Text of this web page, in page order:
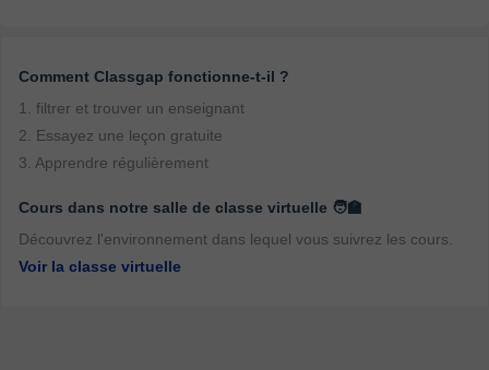
Comment Classgap fonctionne-t-il ?
1. filtrer et trouver un enseignant
2. Essayez une leçon gratuite
3. Apprendre régulièrement
Cours dans notre salle de classe virtuelle 🧑‍🏫
Découvrez l'environnement dans lequel vous suivrez les cours.
Voir la classe virtuelle